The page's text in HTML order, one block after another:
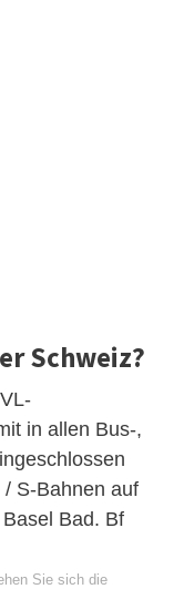
Schweiz?
in allen Bus-,
S-Bahnen auf
Bad. Bf
Sie sich die